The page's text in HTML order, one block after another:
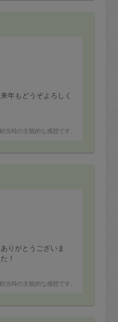
年もどうぞよろしく
当時の主観的な感想です。
りがとうございま
！
当時の主観的な感想です。